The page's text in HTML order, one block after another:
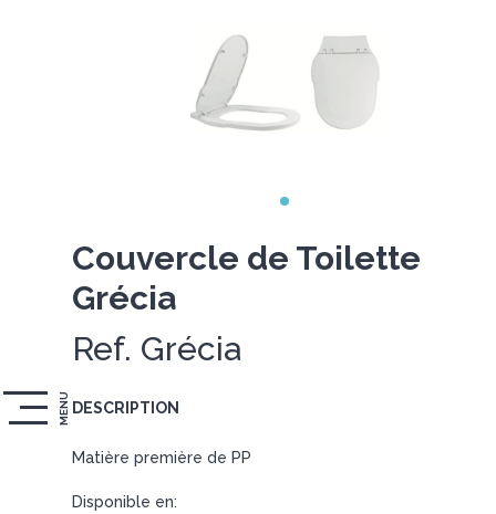
MENU
Couvercle de Toilette
Grécia
Ref. Grécia
DESCRIPTION
Matière première de PP
Disponible en: